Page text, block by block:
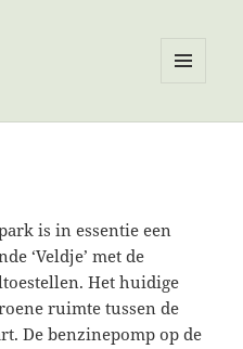
WIDGETS
is in essentie een
‘Veldje’ met de
Het huidige
ruimte tussen de
De benzinepomp op de